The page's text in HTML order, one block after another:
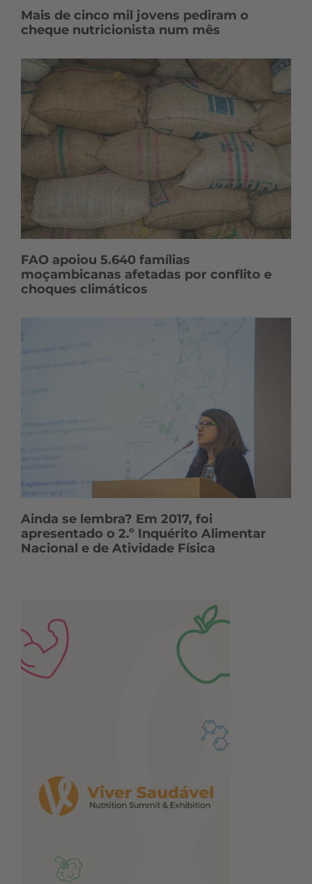
Mais de cinco mil jovens pediram o
cheque nutricionista num mês
FAO apoiou 5.640 famílias
moçambicanas afetadas por conflito e
choques climáticos
Ainda se lembra? Em 2017, foi
apresentado o 2.º Inquérito Alimentar
Nacional e de Atividade Física